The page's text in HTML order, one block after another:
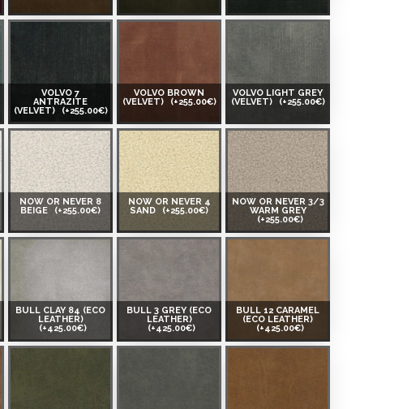
VOLVO 7
ANTRAZITE
(VELVET)
(+255.00€)
VOLVO BROWN
(VELVET)
(+255.00€)
VOLVO LIGHT GREY
(VELVET)
(+255.00€)
NOW OR NEVER 8
BEIGE
(+255.00€)
NOW OR NEVER 4
SAND
(+255.00€)
NOW OR NEVER 3/3
WARM GREY
(+255.00€)
BULL CLAY 84 (ECO
LEATHER)
(+425.00€)
BULL 3 GREY (ECO
LEATHER)
(+425.00€)
BULL 12 CARAMEL
(ECO LEATHER)
(+425.00€)